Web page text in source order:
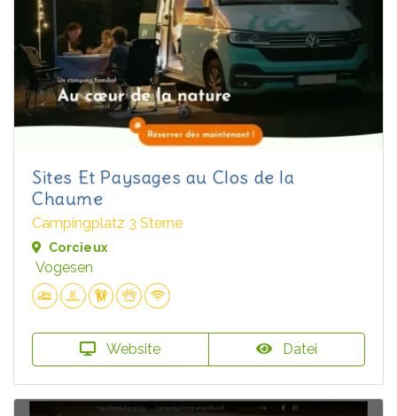
Sites Et Paysages au Clos de la
Chaume
Campingplatz 3 Sterne
Corcieux
Vogesen
Website Datei